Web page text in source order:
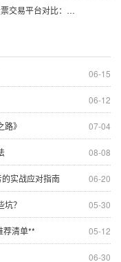
《股票交易平台对比：主流平台开户全流程及所需材料详细解析》
06-15
06-12
07-04
》
08-08
06-20
实战应对指南
05-30
？
05-12
荐清单**
06-30